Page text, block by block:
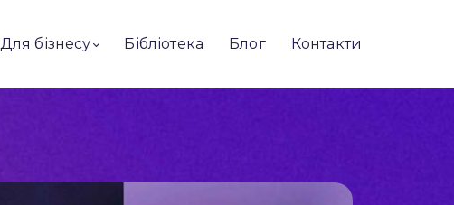
Для бізнесу Бібліотека Блог Контакти